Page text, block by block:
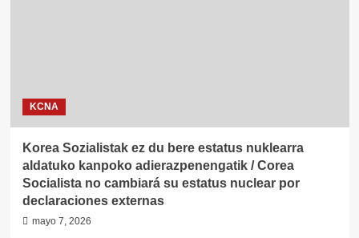
KCNA
Korea Sozialistak ez du bere estatus nuklearra
aldatuko kanpoko adierazpenengatik / Corea
Socialista no cambiará su estatus nuclear por
declaraciones externas
mayo 7, 2026